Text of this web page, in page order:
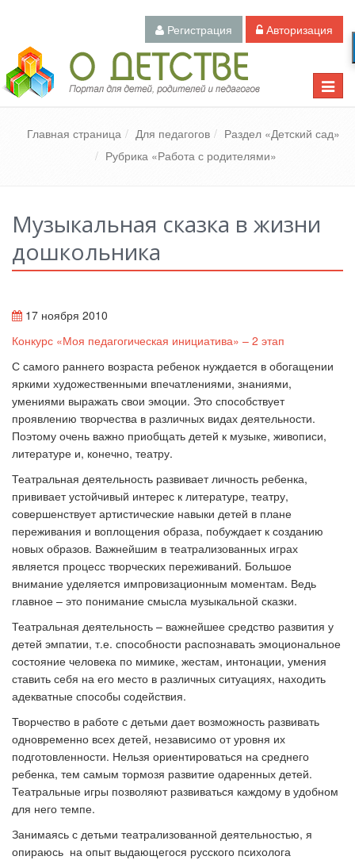
Регистрация Авторизация
Toggle
Педагогический портал «О детстве»
Главная страница Для педагогов
Раздел «Детский сад»
Рубрика «Работа с родителями»
Музыкальная сказка в жизни
дошкольника
17 ноября 2010
Конкурс «Моя педагогическая инициатива» – 2 этап
С самого раннего возраста ребенок нуждается в обогащении
яркими художественными впечатлениями, знаниями,
умениями выражать свои эмоции. Это способствует
проявлению творчества в различных видах деятельности.
Поэтому очень важно приобщать детей к музыке, живописи,
литературе и, конечно, театру.
Театральная деятельность развивает личность ребенка,
прививает устойчивый интерес к литературе, театру,
совершенствует артистические навыки детей в плане
переживания и воплощения образа, побуждает к созданию
новых образов. Важнейшим в театрализованных играх
является процесс творческих переживаний. Большое
внимание уделяется импровизационным моментам. Ведь
главное – это понимание смысла музыкальной сказки.
Театральная деятельность – важнейшее средство развития у
детей эмпатии, т.е. способности распознавать эмоциональное
состояние человека по мимике, жестам, интонации, умения
ставить себя на его место в различных ситуациях, находить
адекватные способы содействия.
Творчество в работе с детьми дает возможность развивать
одновременно всех детей, независимо от уровня их
подготовленности. Нельзя ориентироваться на среднего
ребенка, тем самым тормозя развитие одаренных детей.
Театральные игры позволяют развиваться каждому в удобном
для него темпе.
Занимаясь с детьми театрализованной деятельностью, я
опираюсь на опыт выдающегося русского психолога